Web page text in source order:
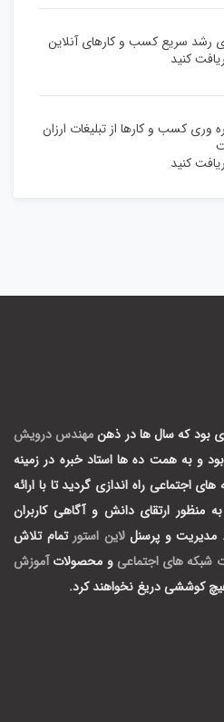
رشد سریع کسب و کارهای آنلاین
کنید
وری کسب و کارها از تبلیغات ارزان
کنید
بود که سال ها در ذهنمهندس درویش
و به همت ده ها استاد خبره در زمینه
راه اندازی گردید تا با ارائه
منظور ارتقای دانش و آگاهی کاربران
مدیریت و پرسنللاین استور تمام تلاش
شبکه های اجتماعی و محصولات آموزش
هیچ کوششی دریغ نخواهند کرد.